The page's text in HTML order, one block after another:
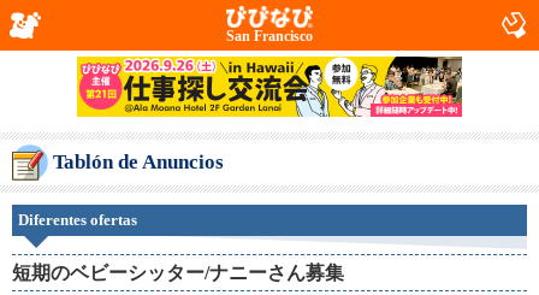
San Francisco
Tablón de Anuncios
Diferentes ofertas
短期のベビーシッター/ナニーさん募集